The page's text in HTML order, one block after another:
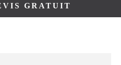
GRATUIT